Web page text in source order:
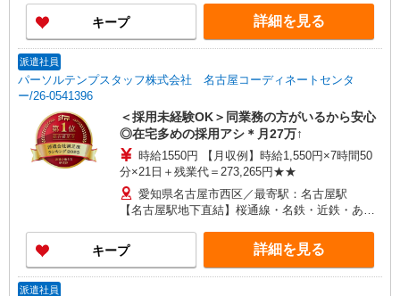
キープ 詳細を見る
派遣社員
パーソルテンプスタッフ株式会社 名古屋コーディネートセンタ
ー/26-0541396
＜採用未経験OK＞同業務の方がいるから安心
◎在宅多めの採用アシ＊月27万↑
時給1550円 【月収例】時給1,550円×7時間50
分×21日＋残業代＝273,265円★★
愛知県名古屋市西区／最寄駅：名古屋駅
【名古屋駅地下直結】桜通線・名鉄・近鉄・あお
キープ 詳細を見る
派遣社員